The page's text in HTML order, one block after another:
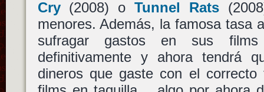
Cry(2008) oTunnel Rats
menores. Además, la famosa tasa
sufragar gastos en sus
definitivamente y ahora tendrá
dineros que gaste con el correcto